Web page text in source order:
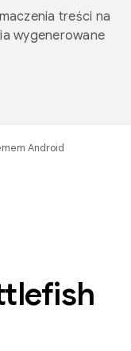
treści na
wygenerowane
Android